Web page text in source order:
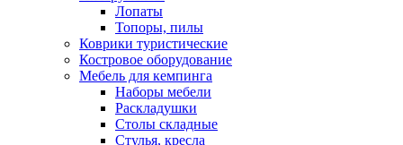
Лопаты
Топоры, пилы
Коврики туристические
Костровое оборудование
Мебель для кемпинга
Наборы мебели
Раскладушки
Столы складные
Стулья, кресла